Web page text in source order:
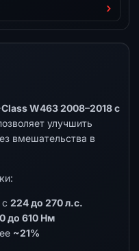
W463 2008–2018 с
улучшить
вмешательства в
224 до 270 л.с.
до 610 Нм
~21%